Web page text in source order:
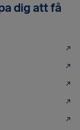
dig att få